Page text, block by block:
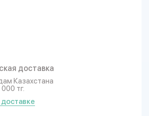
доставка
Казахстана
тг.